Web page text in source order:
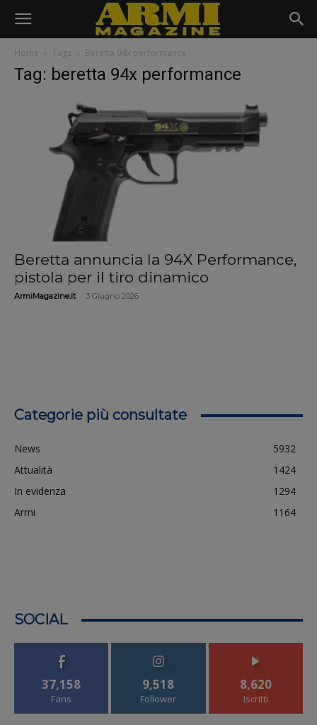
Home Tags Beretta 94x performance
Tag: beretta 94x performance
Beretta annuncia la 94X Performance,
pistola per il tiro dinamico
ArmiMagazine.it 3 Giugno 2026
Categorie più consultate
News
5932
Attualità
1424
In evidenza
1294
Armi
1164
SOCIAL
37,158
Fans
9,518
Follower
8,620
Iscritti